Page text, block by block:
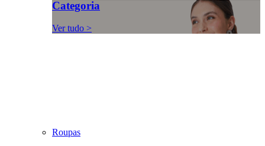
Categoria
Ver tudo >
Roupas